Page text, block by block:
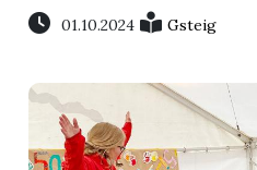
Events01.10.2024 Gsteig